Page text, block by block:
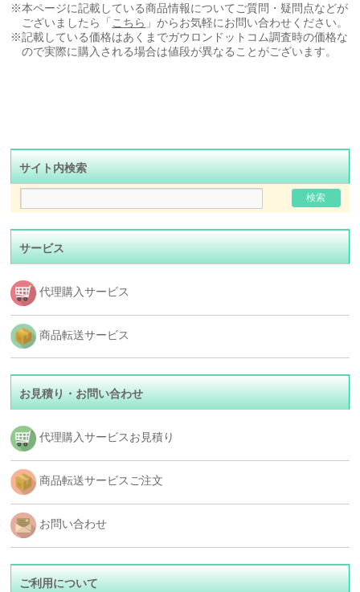
※本ページに記載している商品情報についてご質問・疑問点などが
ございましたら「 こちら 」からお気軽にお問い合わせください。
※記載している価格はあくまでガウロンドットコム調査時の価格な
ので実際に購入される場合は値段が異なることがございます。
サイト内検索
サービス
代理購入サービス
商品転送サービス
お見積り・お問い合わせ
代理購入サービスお見積り
商品転送サービスご注文
お問い合わせ
ご利用について